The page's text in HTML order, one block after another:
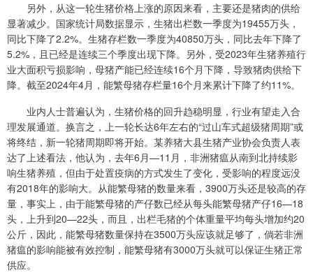
另外，从这一轮生猪价格上涨的原因来看，主要还是猪肉的供给
显著减少。国家统计局数据显示，生猪出栏数一季度为19455万头，
同比下降了2.2%。生猪存栏数一季度为40850万头，同比去年下降了
5.2%，且已经是连续三个季度出现下降。另外，受2023年生猪养殖行
业大面积亏损影响，母猪产能已经连续16个月下降，导致猪肉供给下
降。截至2024年4月，能繁母猪存栏量16个月来累计下降了约11%。
业内人士普遍认为，生猪价格的回升趋稳明显，行业有望走入合
理发展通道。换言之，上一轮长达6年左右的“过山车式超级猪周期”或
将终结，新一轮猪周期即将开始。某养猪大县生猪产业协会负责人表
达了上述看法，他认为，去年6月—11月，非洲猪瘟从南到北持续影
响生猪养殖，但由于处置疫病的方式发生了变化，受影响的程度远没
有2018年的影响大。从能繁母猪的数量来看，3900万头还是较高的存
量，事实上，由于能繁母猪的产仔数已经从每头能繁母猪产仔16—18
头，上升到20—22头，而且，出栏毛猪的个体重量平均每头增加约20
公斤，因此，能繁母猪数量保持在3500万头应该就足够了，倘若非洲
猪瘟的影响能被有效控制，能繁母猪有3000万头就可以保证生猪正常
供应。